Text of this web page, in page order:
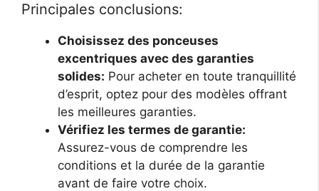
Principales conclusions:
Choisissez des ponceuses
excentriques avec des garanties
solides: Pour acheter en toute tranquillité
d’esprit, optez pour des modèles offrant
les meilleures garanties.
Vérifiez les termes de garantie:
Assurez-vous de comprendre les
conditions et la durée de la garantie
avant de faire votre choix.